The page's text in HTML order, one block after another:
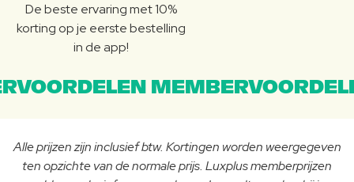
De beste ervaring met 10%
korting op je eerste bestelling
in de app!
Alle prijzen zijn inclusief btw. Kortingen worden weergegeven
ten opzichte van de normale prijs. Luxplus memberprijzen